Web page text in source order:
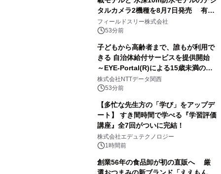
シを捕まえたり、虫と戦ったり…」
タルカメラ2機種を8月7日発売 有効
約1300万画素、用途別に選べるコンデ
ジ新登場
フィールドスリー株式会社
53分前
子どもから高齢者まで、誰もが利用で
きる 自治体給付サービスを提供開始
～EYE-Portal(R)による15歳未満の本
人認証と デジタルデバイド対策で実現
～
株式会社NTTデータ関西
53分前
【多忙な先生方の「学び」をアップデ
ート】 すき間時間で学べる『学習評価
講座』全7回がついに完結！
株式会社エデュテクノロジー
1時間前
創業56年の食品卸が初の直販へ 厳
選おつまみの新ブランド「ええもん